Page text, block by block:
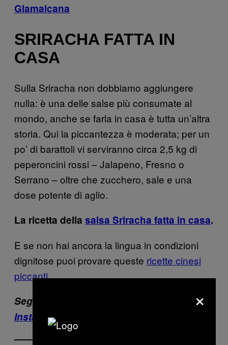
Giamaicana
SRIRACHA FATTA IN
CASA
Sulla Sriracha non dobbiamo aggiungere
nulla: è una delle salse più consumate al
mondo, anche se farla in casa è tutta un’altra
storia. Qui la piccantezza è moderata; per un
po’ di barattoli vi serviranno circa 2,5 kg di
peperoncini rossi – Jalapeno, Fresno o
Serrano – oltre che zucchero, sale e una
dose potente di aglio.
La ricetta della salsa Sriracha fatta in casa.
E se non hai ancora la lingua in condizioni
dignitose puoi provare queste ricette cinesi
piccanti
Segui MUNCHIES Italia su
Instagram
×